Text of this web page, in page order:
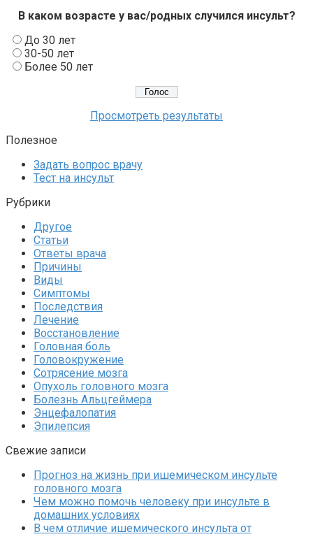
В каком возрасте у вас/родных случился инсульт?
До 30 лет
30-50 лет
Более 50 лет
Просмотреть результаты
Полезное
Задать вопрос врачу
Тест на инсульт
Рубрики
Другое
Статьи
Ответы врача
Причины
Виды
Симптомы
Последствия
Лечение
Восстановление
Головная боль
Головокружение
Сотрясение мозга
Опухоль головного мозга
Болезнь Альцгеймера
Энцефалопатия
Эпилепсия
Свежие записи
Прогноз на жизнь при ишемическом инсульте
головного мозга
Чем можно помочь человеку при инсульте в
домашних условиях
В чем отличие ишемического инсульта от